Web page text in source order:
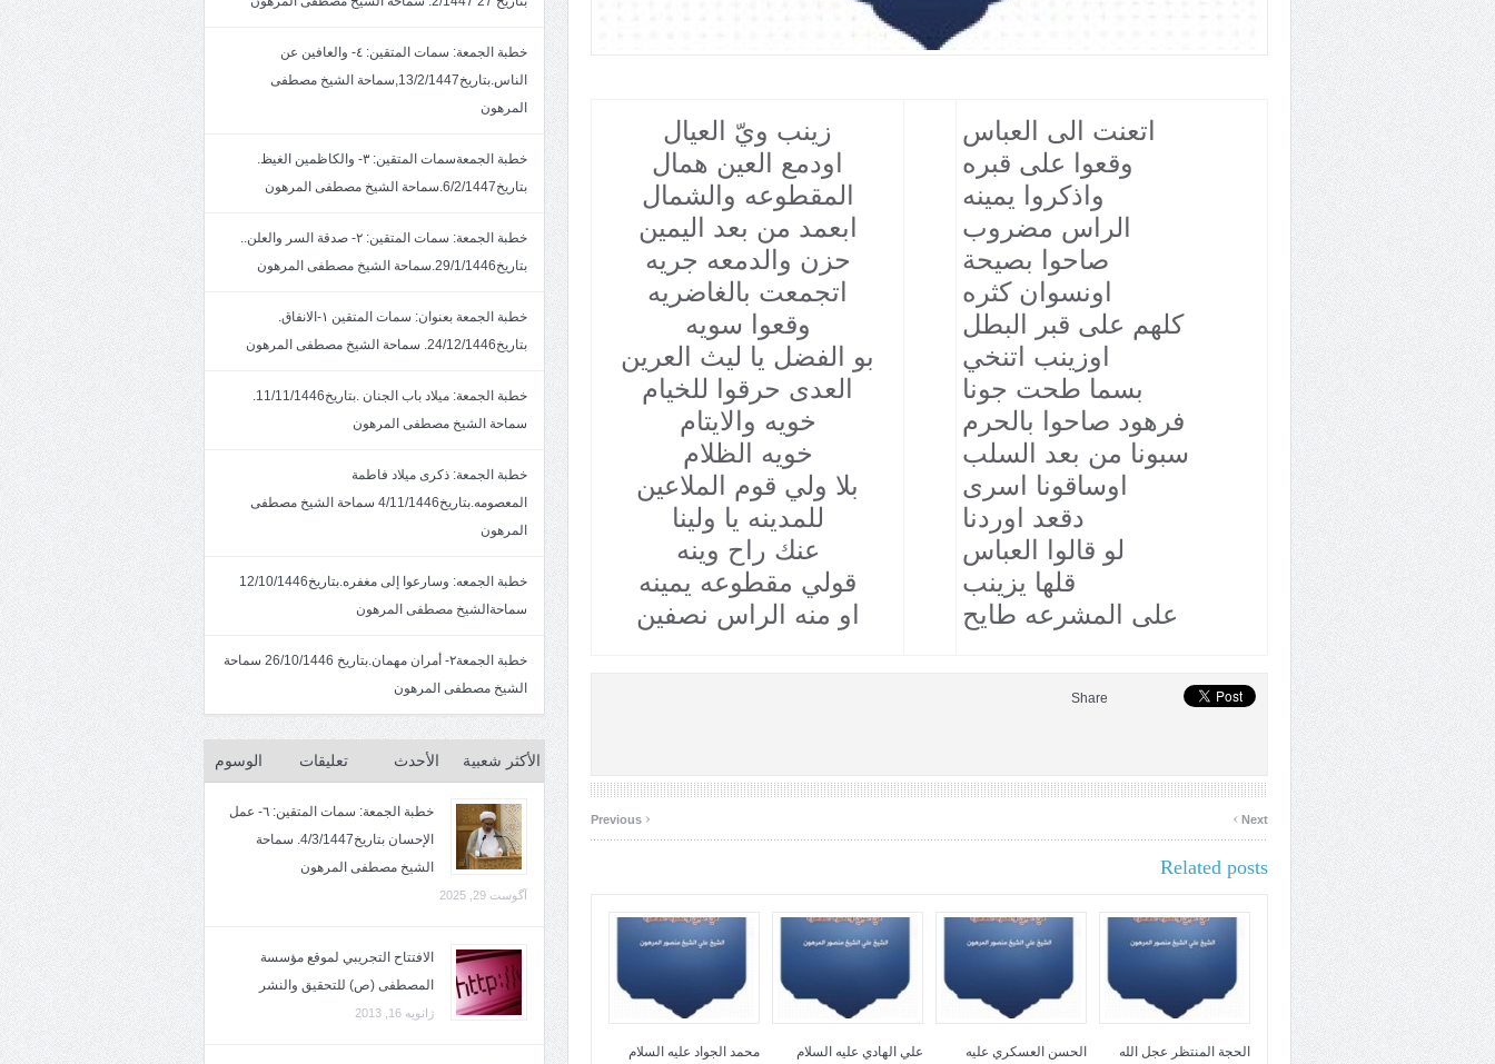
اتعنت الى العباس
وقعوا على قبره
واذكروا يمينه
الراس مضروب
صاحوا بصيحة
اونسوان كثره
كلهم على قبر البطل
اوزينب اتنخي
بسما طحت جونا
فرهود صاحوا بالحرم
سبونا من بعد السلب
اوساقونا اسرى
دقعد اوردنا
لو قالوا العباس
قلها يزينب
على المشرعه طايح
زينب ويّ العيال
اودمع العين همال
المقطوعه والشمال
ابعمد من بعد اليمين
حزن والدمعه جريه
اتجمعت بالغاضريه
وقعوا سويه
بو الفضل يا ليث العرين
العدى حرقوا للخيام
خويه والايتام
خويه الظلام
بلا ولي قوم الملاعين
للمدينه يا ولينا
عنك راح وينه
قولي مقطوعه يمينه
او منه الراس نصفين
Share
‹ Next
›
Related posts
الحجة المنتظر عجل الله
الحسن العسكري عليه
علي الهادي عليه السلام محمد الجواد عليه السلام
خطبة الجمعة: سمات المتقين: ٤- والعافين عن
الناس.بتاريخ13/2/1447,سماحة الشيخ مصطفى
المرهون
خطبة الجمعةسمات المتقين: ٣- والكاظمين الغيظ.
بتاريخ6/2/1447.سماحة الشيخ مصطفى المرهون
خطبة الجمعة: سمات المتقين: ٢- صدقة السر والعلن..
بتاريخ29/1/1446.سماحة الشيخ مصطفى المرهون
خطبة الجمعة بعنوان: سمات المتقين ١-الانفاق.
بتاريخ24/12/1446. سماحة الشيخ مصطفى المرهون
خطبة الجمعة: ميلاد باب الجنان .بتاريخ11/11/1446.
سماحة الشيخ مصطفى المرهون
خطبة الجمعة: ذكرى ميلاد فاطمة
المعصومه.بتاريخ4/11/1446 سماحة الشيخ مصطفى
المرهون
خطبة الجمعه: وسارعوا إلى مغفره.بتاريخ12/10/1446
سماحةالشيخ مصطفى المرهون
خطبة الجمعة٢- أمران مهمان.بتاريخ 26/10/1446 سماحة
الشيخ مصطفى المرهون
الأكثر شعبية الأحدث تعليقات الوسوم
خطبة الجمعة: سمات المتقين: ٦- عمل
الإحسان بتاريخ4/3/1447. سماحة
الشيخ مصطفى المرهون
آگوست 29, 2025
الافتتاح التجريبي لموقع مؤسسة
المصطفى (ص) للتحقيق والنشر
ژانویه 16, 2013